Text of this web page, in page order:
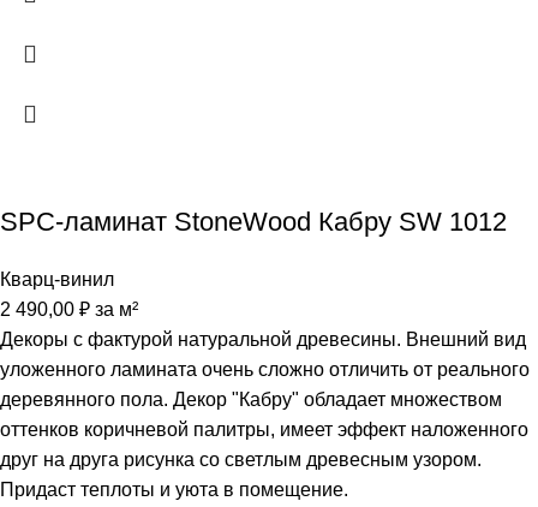
SPC-ламинат StoneWood Кабру SW 1012
Кварц-винил
2 490,00 ₽ за м²
Декоры с фактурой натуральной древесины. Внешний вид
уложенного ламината очень сложно отличить от реального
деревянного пола. Декор "Кабру" обладает множеством
оттенков коричневой палитры, имеет эффект наложенного
друг на друга рисунка со светлым древесным узором.
Придаст теплоты и уюта в помещение.